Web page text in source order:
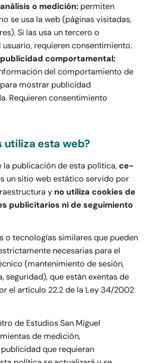
o medición: permiten
se usa la web (páginas visitadas,
Si las usa un tercero o
usuario, requieren consentimiento.
comportamental:
del comportamiento de
mostrar publicidad
Requieren consentimiento
utiliza esta web?
la publicación de esta política,ce-
un sitio web estático servido por
y no utiliza cookies de
publicitarios ni de seguimiento
o tecnologías similares que pueden
necesarias para el
(mantenimiento de sesión,
seguridad), que están exentas de
el artículo 22.2 de la Ley 34/2002
de Estudios San Miguel
de medición,
que requieran